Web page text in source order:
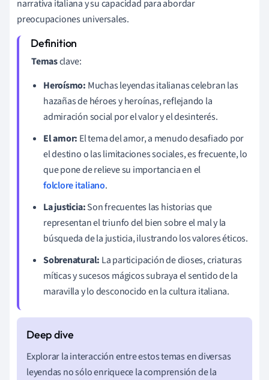
narrativa italiana y su capacidad para abordar
preocupaciones universales.
Temasclave:
Heroísmo: Muchas leyendas italianas celebran las
hazañas de héroes y heroínas, reflejando la
admiración social por el valor y el desinterés.
El amor: El tema del amor, a menudo desafiado por
el destino o las limitaciones sociales, es frecuente, lo
que pone de relieve su importancia en el
folclore italiano.
La justicia:Son frecuentes las historias que
representan el triunfo del bien sobre el mal y la
búsqueda de la justicia, ilustrando los valores éticos.
Sobrenatural: La participación de dioses, criaturas
míticas y sucesos mágicos subraya el sentido de la
maravilla y lo desconocido en la cultura italiana.
Explorar la interacción entre estos temas en diversas
leyendas no sólo enriquece la comprensión de la